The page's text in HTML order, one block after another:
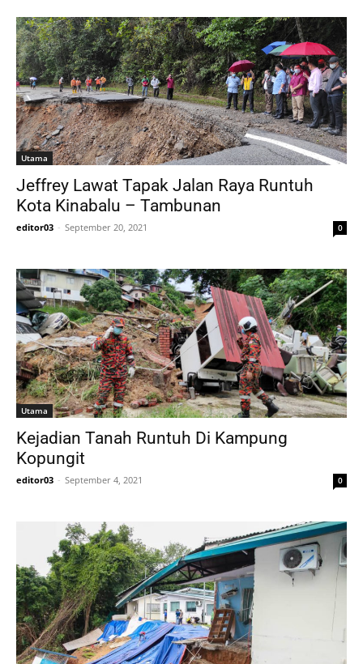
Utama
Jeffrey Lawat Tapak Jalan Raya Runtuh
Kota Kinabalu – Tambunan
editor03 - September 20, 2021 0
Utama
Kejadian Tanah Runtuh Di Kampung
Kopungit
editor03 - September 4, 2021 0